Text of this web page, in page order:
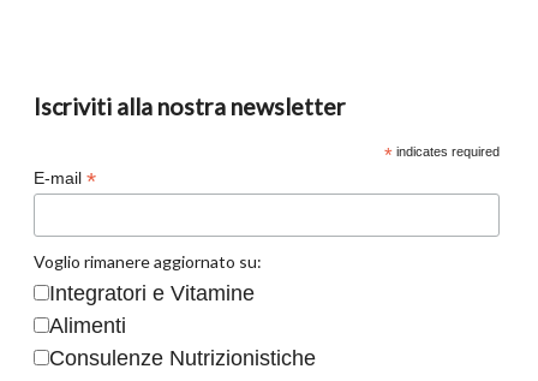
Iscriviti alla nostra newsletter
* indicates required
E-mail *
Voglio rimanere aggiornato su:
Integratori e Vitamine
Alimenti
Consulenze Nutrizionistiche